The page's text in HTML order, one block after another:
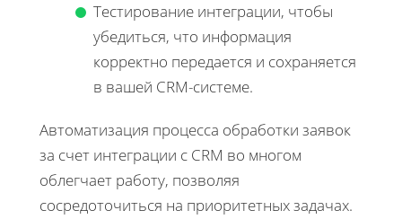
Тестирование интеграции, чтобы
убедиться, что информация
корректно передается и сохраняется
в вашей CRM-системе.
Автоматизация процесса обработки заявок
за счет интеграции с CRM во многом
облегчает работу, позволяя
сосредоточиться на приоритетных задачах.